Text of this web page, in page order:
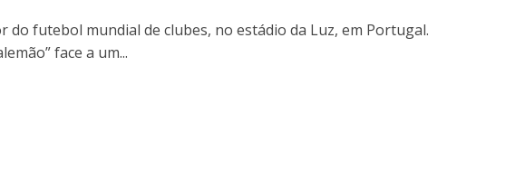
do futebol mundial de clubes, no estádio da Luz, em Portugal.
face a um...